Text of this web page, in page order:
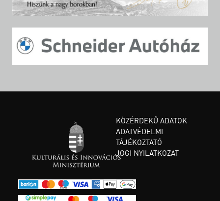
KÖZÉRDEKŰ ADATOK
ADATVÉDELMI
TÁJÉKOZTATÓ
JOGI NYILATKOZAT